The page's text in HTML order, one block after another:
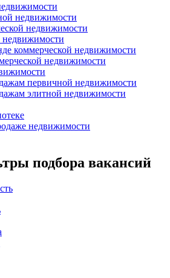
недвижимости
недвижимости
недвижимости
коммерческой недвижимости
недвижимости
первичной недвижимости
элитной недвижимости
недвижимости
подбора вакансий